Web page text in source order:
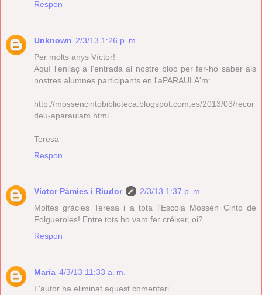
Respon
Unknown 2/3/13 1:26 p. m.
Per molts anys Víctor!
Aquí l'enllaç a l'entrada al nostre bloc per fer-ho saber als
nostres alumnes participants en l'aPARAULA'm:
http://mossencintobiblioteca.blogspot.com.es/2013/03/recor
deu-aparaulam.html
Teresa
Respon
Víctor Pàmies i Riudor
2/3/13 1:37 p. m.
Moltes gràcies Teresa i a tota l'Escola Mossèn Cinto de
Folgueroles! Entre tots ho vam fer créixer, oi?
Respon
María 4/3/13 11:33 a. m.
L'autor ha eliminat aquest comentari.